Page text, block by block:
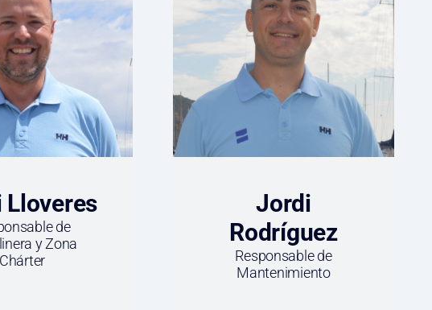
de
y Zona
Chárter
Jordi
Rodríguez
Responsable de
Mantenimiento